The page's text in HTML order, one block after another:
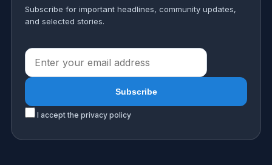
Subscribe for important headlines, community updates,
and selected stories.
I accept the privacy policy